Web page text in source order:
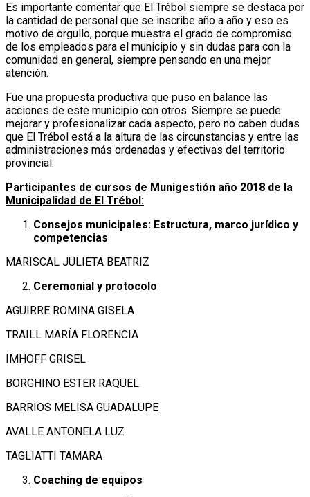
Es importante comentar que El Trébol siempre se destaca por
la cantidad de personal que se inscribe año a año y eso es
motivo de orgullo, porque muestra el grado de compromiso
de los empleados para el municipio y sin dudas para con la
comunidad en general, siempre pensando en una mejor
atención.
Fue una propuesta productiva que puso en balance las
acciones de este municipio con otros. Siempre se puede
mejorar y profesionalizar cada aspecto, pero no caben dudas
que El Trébol está a la altura de las circunstancias y entre las
administraciones más ordenadas y efectivas del territorio
provincial.
Participantes de cursos de Munigestión año 2018 de la
Municipalidad de El Trébol:
Consejos municipales: Estructura, marco jurídico y
competencias
MARISCAL JULIETA BEATRIZ
Ceremonial y protocolo
AGUIRRE ROMINA GISELA
TRAILL MARÍA FLORENCIA
IMHOFF GRISEL
BORGHINO ESTER RAQUEL
BARRIOS MELISA GUADALUPE
AVALLE ANTONELA LUZ
TAGLIATTI TAMARA
Coaching de equipos